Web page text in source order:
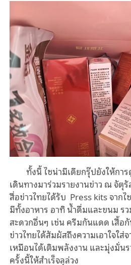
ทั้งนี้ ไชน่ามีเดียกรุ๊ปยังให้กา
เดินทางมาร่วมรายงานข่าว ณ จัตุ
สื่อข่าวไทยได้รับ Press kits จาก
มีทั้งอาหาร อาทิ น้ำดื่มและขนม ร
สะดวกอื่นๆ เช่น ครีมกันแดด เสื้อ
ข่าวไทยได้สัมผัสถึงความเอาใจใส่
เหมือนได้เติมพลังงาน และมุ่งมั่น
ครั้งนี้ให้สำเร็จลุล่วง